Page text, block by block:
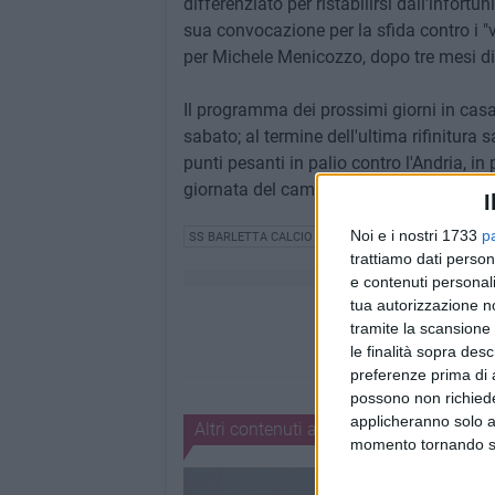
Noi e i nostri 1733
trattiamo dati
e contenuti
tua autorizzazione
tramite la
le finalità sopra
preferenze prima di
possono non
applicheranno solo
momento tornando
differenziato per ristabilirsi
sua convocazione per la sfida contro i
per Michele Menicozzo, dopo tre mesi
Il programma dei prossimi giorni in
sabato; al termine dell'ultima rifinitura
punti pesanti in palio contro l'Andria,
giornata del campionato di Prima
SS BARLETTA CALCIO CALCIO CAMPIONATO
Altri contenuti a tema